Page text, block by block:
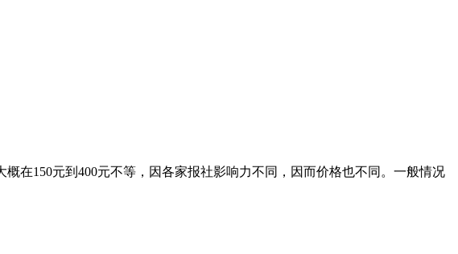
在150元到400元不等，因各家报社影响力不同，因而价格也不同。一般情况